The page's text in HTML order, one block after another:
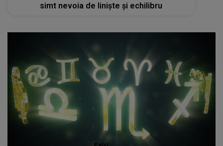
simt nevoia de liniște și echilibru